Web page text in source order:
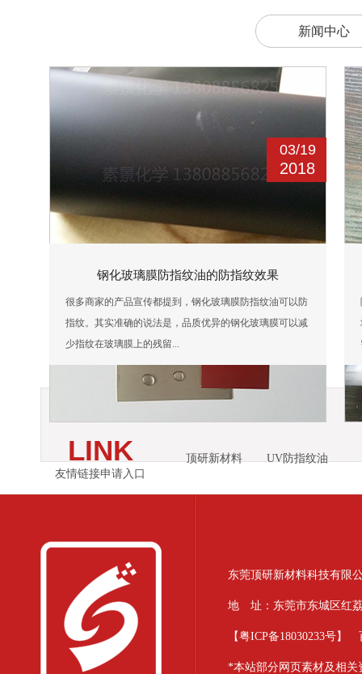
新闻中心
2018
03/19
防指纹油厂家应该注意哪些事项
现在的市场上防指纹油的产品非常多，并且在销售这些产
品的时候，面临的竞争对手到处都是，这样给我们这些产
品的销售带来了很大的困难...
2018
03/19
钢化玻璃膜防指纹油的防指纹效果
很多商家的产品宣传都提到，钢化玻璃膜防指纹油可以防
指纹。其实准确的说法是，品质优异的钢化玻璃膜可以减
少指纹在玻璃膜上的残留...
LINK
友情链接申请入口
顶研新材料 UV防指纹油
东莞顶研新材料科技有限
地 址：东莞市东城区红
【粤ICP备18030233号】
*本站部分网页素材及相关